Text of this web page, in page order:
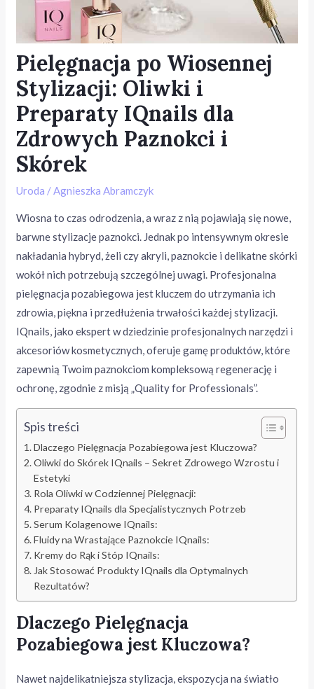
Pielęgnacja po Wiosennej
Stylizacji: Oliwki i
Preparaty IQnails dla
Zdrowych Paznokci i
Skórek
Uroda /Agnieszka Abramczyk
Wiosna to czas odrodzenia, a wraz z nią pojawiają się nowe,
barwne stylizacje paznokci. Jednak po intensywnym okresie
nakładania hybryd, żeli czy akryli, paznokcie i delikatne skórki
wokół nich potrzebują szczególnej uwagi. Profesjonalna
pielęgnacja pozabiegowa jest kluczem do utrzymania ich
zdrowia, piękna i przedłużenia trwałości każdej stylizacji.
IQnails, jako ekspert w dziedzinie profesjonalnych narzędzi i
akcesoriów kosmetycznych, oferuje gamę produktów, które
zapewnią Twoim paznokciom kompleksową regenerację i
ochronę, zgodnie z misją „Quality for Professionals”.
Spis treści
Dlaczego Pielęgnacja Pozabiegowa jest Kluczowa?
Oliwki do Skórek IQnails – Sekret Zdrowego Wzrostu i
Estetyki
Rola Oliwki w Codziennej Pielęgnacji:
Preparaty IQnails dla Specjalistycznych Potrzeb
Serum Kolagenowe IQnails:
Fluidy na Wrastające Paznokcie IQnails:
Kremy do Rąk i Stóp IQnails:
Jak Stosować Produkty IQnails dla Optymalnych
Rezultatów?
Dlaczego Pielęgnacja
Pozabiegowa jest Kluczowa?
Nawet najdelikatniejsza stylizacja, ekspozycja na światło